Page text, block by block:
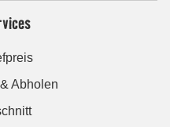
Abholen